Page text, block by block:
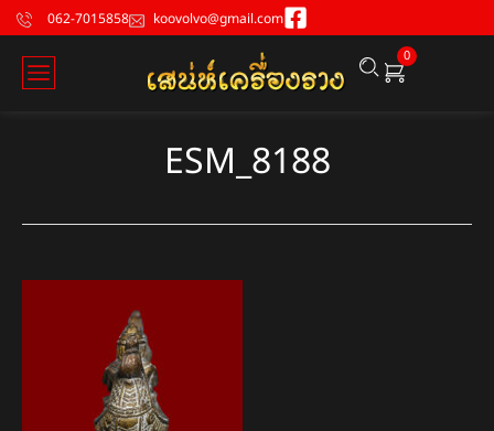
062-7015858 koovolvo@gmail.com
0
ESM_8188